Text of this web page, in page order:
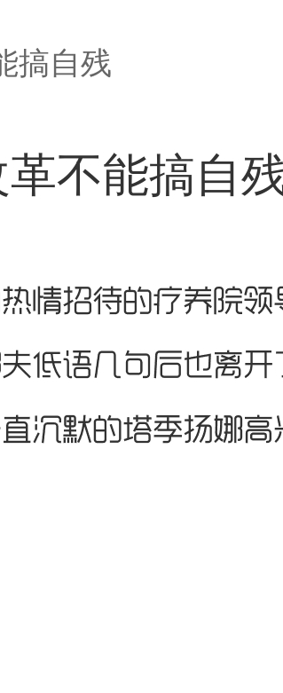
搞自残
不能搞自